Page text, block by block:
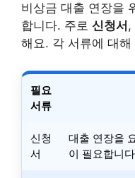
비상금 대출 연장을
합니다. 주로 신청서 ,
해요. 각 서류에 대
필요
서류
신청
서
대출 연장을
이 필요합니